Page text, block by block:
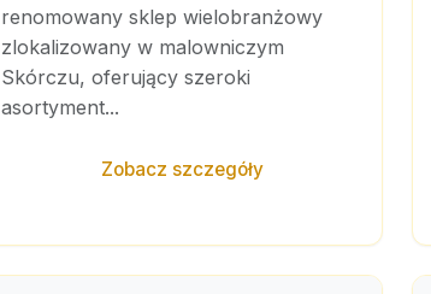
renomowany sklep wielobranżowy
zlokalizowany w malowniczym
Skórczu, oferujący szeroki
asortyment...
Zobacz szczegóły